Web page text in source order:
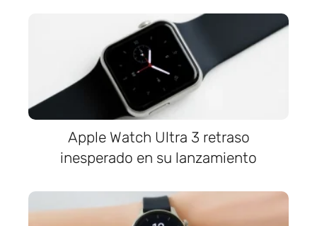
Apple Watch Ultra 3 retraso
inesperado en su lanzamiento